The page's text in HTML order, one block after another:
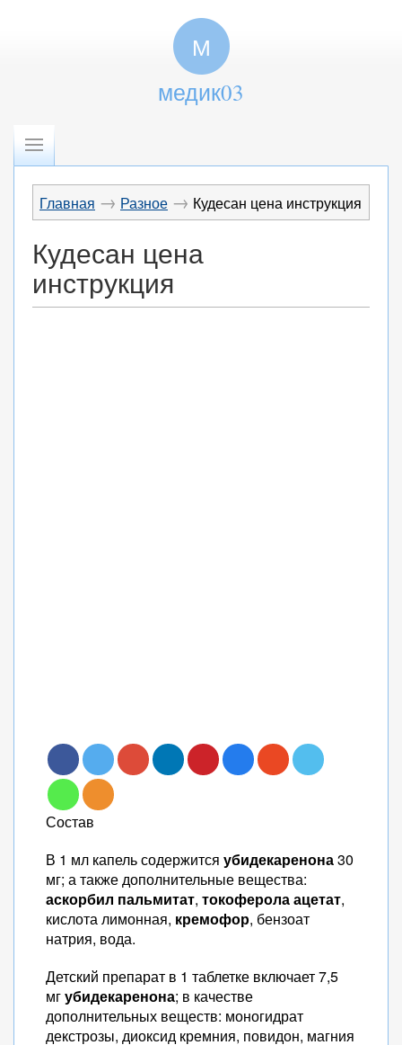
М
медик03
Главная → Разное → Кудесан цена инструкция
Кудесан цена
инструкция
Состав
В 1 мл капель содержится убидекаренона30
мг; а также дополнительные вещества:
аскорбил пальмитат, токоферола ацетат,
кислота лимонная, кремофор, бензоат
натрия, вода.
Детский препарат в 1 таблетке включает 7,5
мгубидекаренона; в качестве
дополнительных веществ: моногидрат
декстрозы, диоксид кремния, повидон, магния